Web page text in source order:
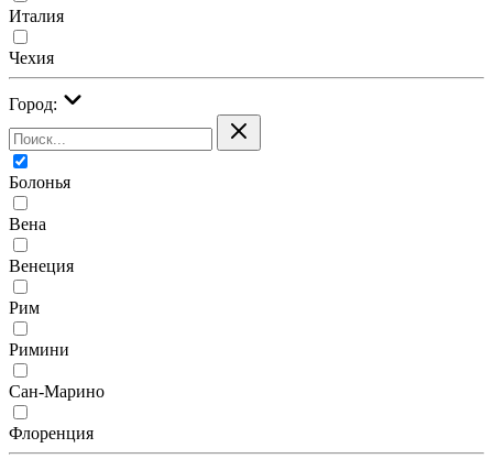
Италия
Чехия
Город:
Болонья
Вена
Венеция
Рим
Римини
Сан-Марино
Флоренция